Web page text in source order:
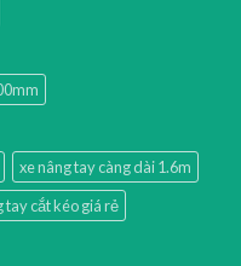
xe nâng tay càng dài 1.6m
tay cắt kéo giá rẻ